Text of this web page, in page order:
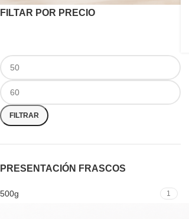
FILTAR POR PRECIO
FILTRAR
PRESENTACIÓN FRASCOS
500g 1